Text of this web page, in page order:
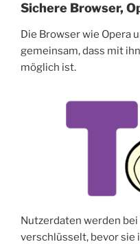
Sichere Browser,
Die Browser wie Opera
gemeinsam, dass mit
möglich ist.
Nutzerdaten werden
verschlüsselt, bevor sie